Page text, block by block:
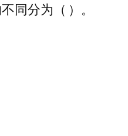
同分为（ ）。